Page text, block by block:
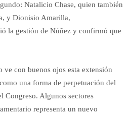
Natalicio Chase, quien también
y Dionisio Amarilla,
la gestión de Núñez y confirmó que
ve con buenos ojos esta extensión
una forma de perpetuación del
Congreso. Algunos sectores
representa un nuevo